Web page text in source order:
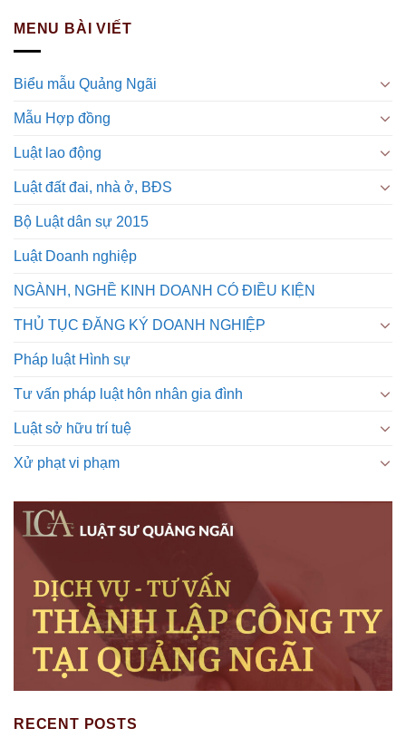
MENU BÀI VIẾT
Biểu mẫu Quảng Ngãi
Mẫu Hợp đồng
Luật lao động
Luật đất đai, nhà ở, BĐS
Bộ Luật dân sự 2015
Luật Doanh nghiệp
NGÀNH, NGHỀ KINH DOANH CÓ ĐIỀU KIỆN
THỦ TỤC ĐĂNG KÝ DOANH NGHIỆP
Pháp luật Hình sự
Tư vấn pháp luật hôn nhân gia đình
Luật sở hữu trí tuệ
Xử phạt vi phạm
RECENT POSTS